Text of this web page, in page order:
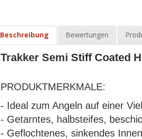
Beschreibung Bewertungen
Trakker Semi Stiff Coated
PRODUKTMERKMALE:
- Ideal zum Angeln auf einer
- Getarntes, halbsteifes,
- Geflochtenes, sinkendes